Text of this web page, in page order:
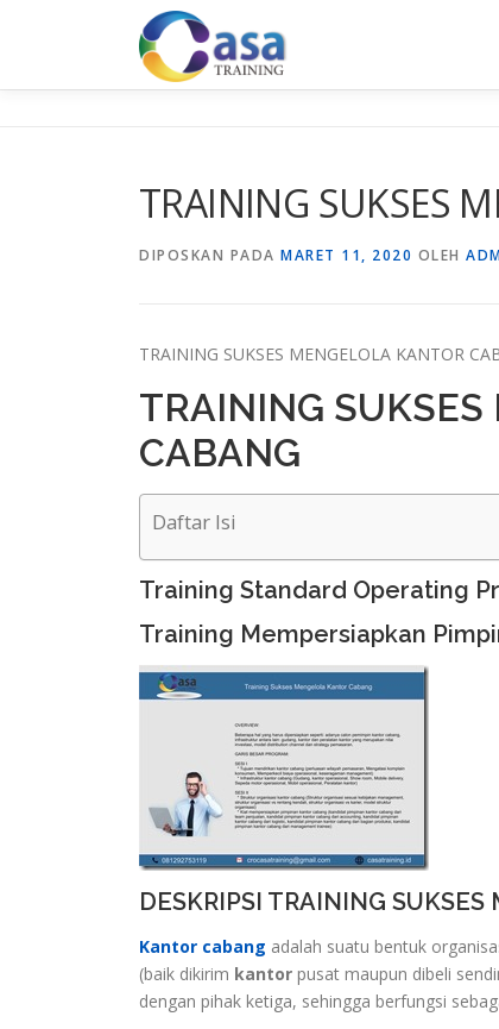
TRAINING SUKSES
DIPOSKAN PADA MARET 11, 2020 OLEH
TRAINING SUKSES MENGELOLA KANTOR
TRAINING
CABANG
Daftar Isi
Training Standard Operating
Training Mempersiapkan
DESKRIPSI TRAINING
Kantor cabang adalah suatu bentuk
(baik dikirim kantor pusat maupun dibeli
dengan pihak ketiga, sehingga berfungsi